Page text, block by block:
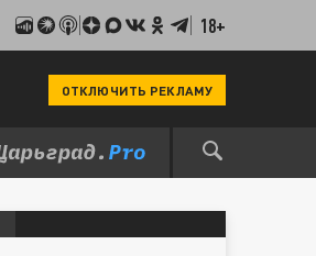
18+
ОТКЛЮЧИТЬ РЕКЛАМУ